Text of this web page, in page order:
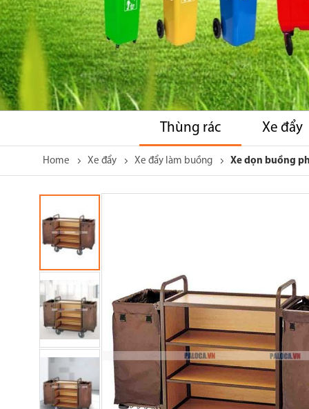
Thùng rác Xe đẩy
Home Xe đẩy Xe đẩy làm buồng Xe dọn buồng
to
the
end
the
images
gallery